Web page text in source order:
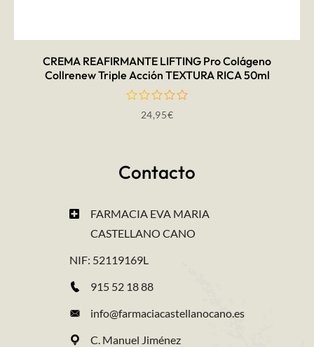
CREMA REAFIRMANTE LIFTING Pro Colágeno
Collrenew Triple Acción TEXTURA RICA 50ml
24,95€
Contacto
FARMACIA EVA MARIA
CASTELLANO CANO
NIF: 52119169L
915 52 18 88
info@farmaciacastellanocano.es
C. Manuel Jiménez